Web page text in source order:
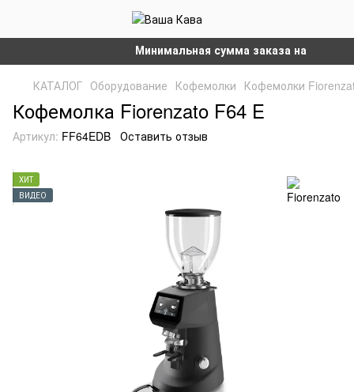
Минимальная сумма заказа на сайте –
КАТАЛОГ Оборудование Кофемолки Кофемолки
Кофемолка Fiorenzato F64 E
Артикул: FF64EDB Оставить отзыв
ХИТ
ВИДЕО